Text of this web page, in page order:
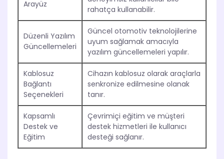
Arayüz
rahatça kullanabilir.
Düzenli Yazılım
Güncellemeleri
Güncel otomotiv teknolojilerine
uyum sağlamak amacıyla
yazılım güncellemeleri yapılır.
Kablosuz
Bağlantı
Seçenekleri
Cihazın kablosuz olarak araçlarla
senkronize edilmesine olanak
tanır.
Kapsamlı
Destek ve
Eğitim
Çevrimiçi eğitim ve müşteri
destek hizmetleri ile kullanıcı
desteği sağlanır.